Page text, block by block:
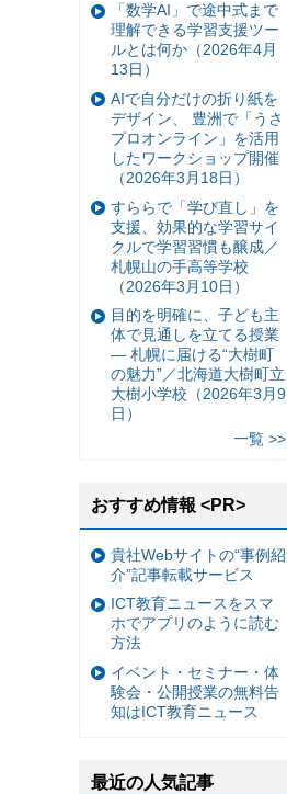
「数学AI」で途中式まで
理解できる学習支援ツー
ルとは何か（2026年4月
13日）
AIで自分だけの折り紙を
デザイン、 豊洲で「うさ
プロオンライン」を活用
したワークショップ開催
（2026年3月18日）
すららで「学び直し」を
支援、効果的な学習サイ
クルで学習習慣も醸成／
札幌山の手高等学校
（2026年3月10日）
目的を明確に、子ども主
体で見通しを立てる授業
— 札幌に届ける“大樹町
の魅力”／北海道大樹町立
大樹小学校（2026年3月9
日）
一覧 >>
おすすめ情報 <PR>
貴社Webサイトの“事例紹
介”記事転載サービス
ICT教育ニュースをスマ
ホでアプリのように読む
方法
イベント・セミナー・体
験会・公開授業の無料告
知はICT教育ニュース
最近の人気記事